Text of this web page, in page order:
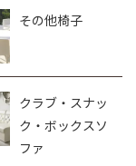
介護施設用椅子
屋外用チェア